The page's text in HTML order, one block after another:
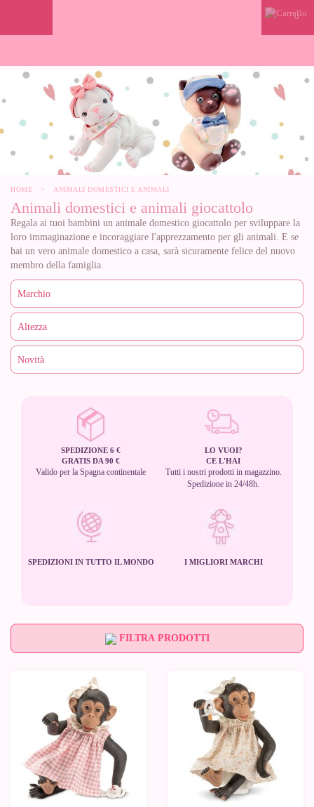
0
HOME > ANIMALI DOMESTICI E ANIMALI
Animali domestici e animali giocattolo
Regala ai tuoi bambini un animale domestico giocattolo per sviluppare la
loro immaginazione e incoraggiare l'apprezzamento per gli animali. E se
hai un vero animale domestico a casa, sarà sicuramente felice del nuovo
membro della famiglia.
SPEDIZIONE 6 €
GRATIS DA 90 €
Valido per la Spagna continentale
LO VUOI?
CE L'HAI
Tutti i nostri prodotti in magazzino.
Spedizione in 24/48h.
SPEDIZIONI IN TUTTO IL MONDO I MIGLIORI MARCHI
FILTRA PRODOTTI